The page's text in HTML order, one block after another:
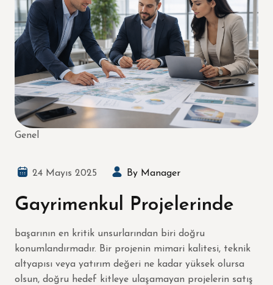
Genel
24 Mayıs 2025 By Manager
Gayrimenkul Projelerinde
başarının en kritik unsurlarından biri doğru
konumlandırmadır. Bir projenin mimari kalitesi, teknik
altyapısı veya yatırım değeri ne kadar yüksek olursa
olsun, doğru hedef kitleye ulaşamayan projelerin satış